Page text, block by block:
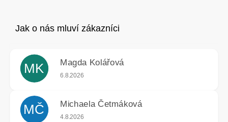
MK Magda Kolářová
Hodnocení obchodu je 5 z 5 hvězdiček.
6.8.2026
MČ Michaela Četmáková
Hodnocení obchodu je 5 z 5 hvězdiček.
4.8.2026